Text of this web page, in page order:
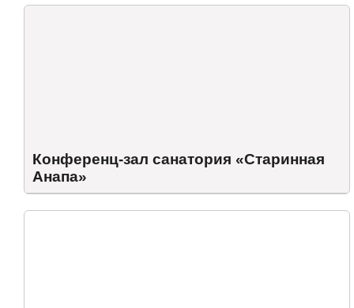
Конференц-зал санатория «Старинная
Анапа»